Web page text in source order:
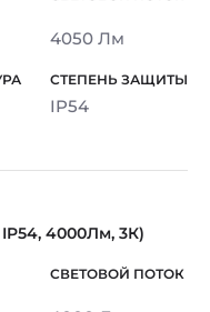
4050 Лм
IP54
IP54, 4000Лм, 3К)